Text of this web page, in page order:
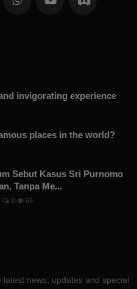
invigorating experience
places in the world?
Sebut Kasus Sri Purnomo
Tanpa Me...
0 69
news, updates and special